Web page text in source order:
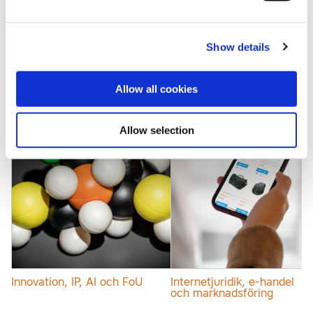
Show details
Allow all cookies
Allow selection
Dataskydd och GDPR
Innovation, IP, AI och FoU
Internetjuridik, e-handel
och marknadsföring